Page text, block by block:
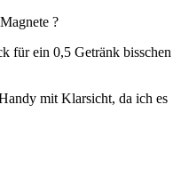
?
für ein 0,5 Getränk bisschen
mit Klarsicht, da ich es